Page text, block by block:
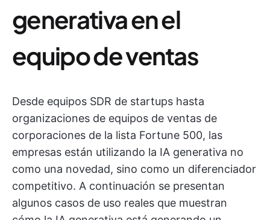
generativa en el
equipo de ventas
Desde equipos SDR de startups hasta
organizaciones de equipos de ventas de
corporaciones de la lista Fortune 500, las
empresas están utilizando la IA generativa no
como una novedad, sino como un diferenciador
competitivo. A continuación se presentan
algunos casos de uso reales que muestran